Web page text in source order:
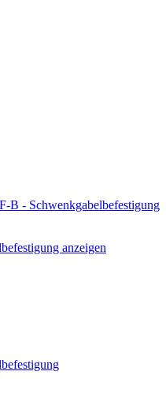
B - Schwenkgabelbefestigung
anzeigen